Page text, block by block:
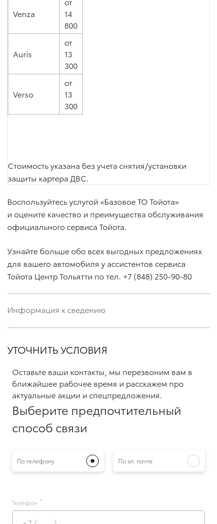
Venza
14
800
Auris
от
13
300
Verso
от
13
300
Стоимость указана без учета снятия/установки
защиты картера ДВС.
Воспользуйтесь услугой «Базовое ТО Тойота»
и оцените качество и преимущества обслуживания
официального сервиса Тойота.
Узнайте больше обо всех выгодных предложениях
для вашего автомобиля у ассистентов сервиса
Тойота Центр Тольятти по тел. +7 (848) 250-90-80
Информация к сведению
УТОЧНИТЬ УСЛОВИЯ
Оставьте ваши контакты, мы перезвоним вам в
ближайшее рабочее время и расскажем про
актуальные акции и спецпредложения.
Выберите предпочтительный
способ связи
По телефону По эл. почте
Телефон